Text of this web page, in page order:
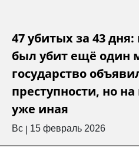
47 убитых за 43
был убит ещё один
государство
преступности, но
уже иная
Вс 15 февраль 2026